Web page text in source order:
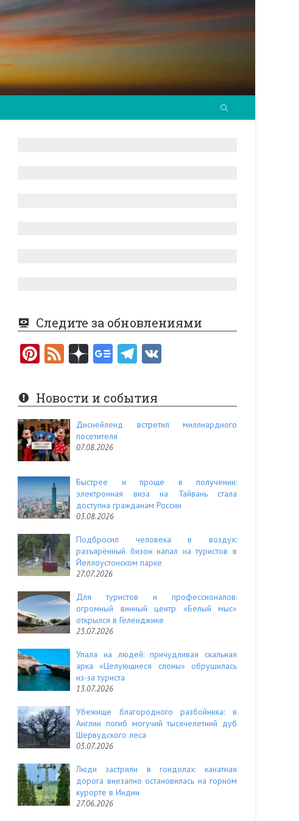
Следите за обновлениями
Pi
er
es
t
F
e
d
Новости и события
Диснейленд встретил миллиардного
посетителя
07.08.2026
Быстрее и проще в получении:
электронная виза на Тайвань стала
доступна гражданам России
03.08.2026
Подбросил человека в воздух:
разъярённый бизон напал на туристов в
Йеллоустонском парке
27.07.2026
Для туристов и профессионалов:
огромный винный центр «Белый мыс»
открылся в Геленджике
23.07.2026
Упала на людей: причудливая скальная
арка «Целующиеся слоны» обрушилась
из-за туриста
13.07.2026
Убежище благородного разбойника: в
Англии погиб могучий тысячелетний дуб
Шервудского леса
03.07.2026
Люди застряли в гондолах: канатная
дорога внезапно остановилась на горном
курорте в Индии
27.06.2026